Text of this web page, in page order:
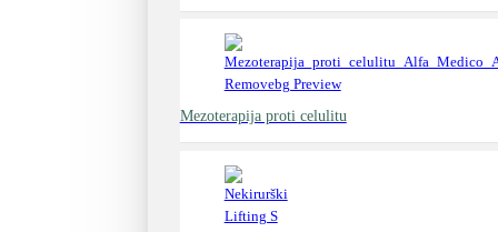
Mezoterapija proti celulitu